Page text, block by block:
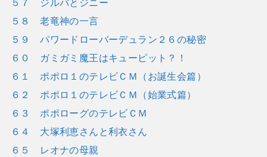
５７ ジルバとジニー
５８ 老竜神の一言
５９ パワードローバーデュラン２６の秘密
６０ ガミガミ魔王はキューピット？！
６１ ポポロ１のテレビＣＭ（お誕生会篇）
６２ ポポロ１のテレビＣＭ（始業式篇）
６３ ポポローグのテレビＣＭ
６４ 大塚利恵さんと利衣さん
６５ レオナの母親